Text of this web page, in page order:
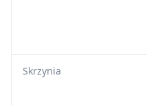
Skrzynia